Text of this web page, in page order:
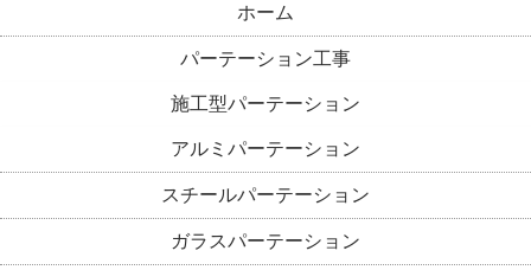
ホーム
パーテーション工事
施工型パーテーション
アルミパーテーション
スチールパーテーション
ガラスパーテーション